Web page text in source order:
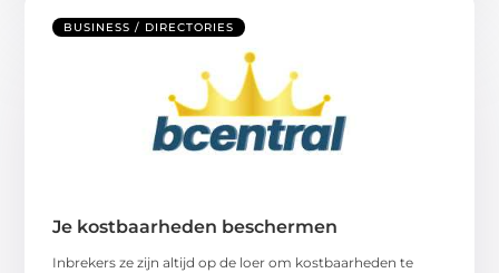
BUSINESS / DIRECTORIES
Je kostbaarheden beschermen
Inbrekers ze zijn altijd op de loer om kostbaarheden te